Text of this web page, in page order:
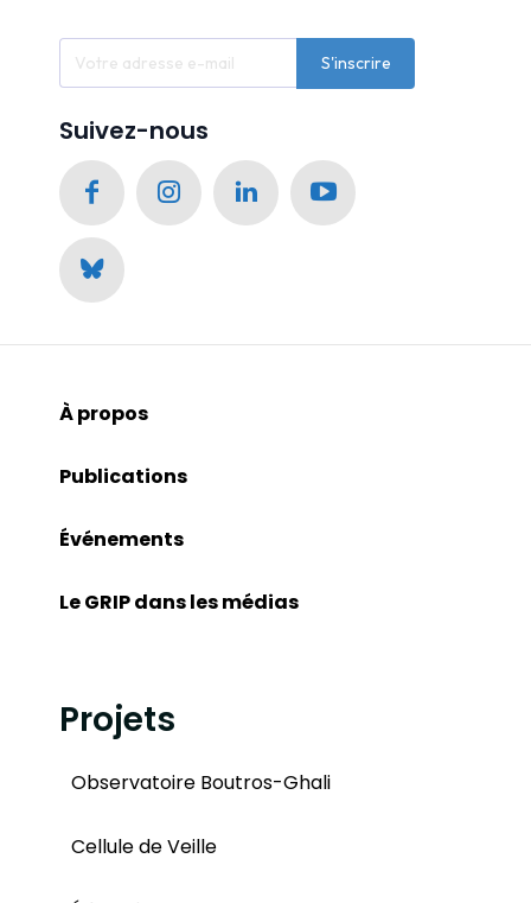
S'inscrire
Suivez-nous
À propos
Publications
Événements
Le GRIP dans les médias
Projets
Observatoire Boutros-Ghali
Cellule de Veille